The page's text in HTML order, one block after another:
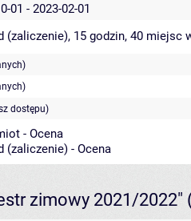
01 - 2023-02-01
(zaliczenie), 15 godzin, 40 miejsc
dostępu)
- Ocena
(zaliczenie) - Ocena
zimowy 2021/2022"